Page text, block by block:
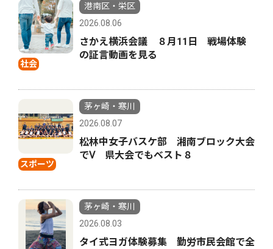
社会
港南区・栄区
2026.08.06
さかえ横浜会議 ８月11日 戦場体験
の証言動画を見る
スポーツ
茅ヶ崎・寒川
2026.08.07
松林中女子バスケ部 湘南ブロック大会
でⅤ 県大会でもベスト８
茅ヶ崎・寒川
2026.08.03
タイ式ヨガ体験募集 勤労市民会館で全